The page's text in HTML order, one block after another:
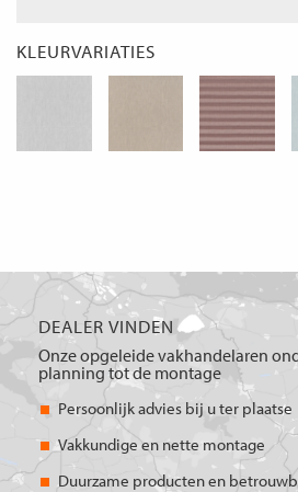
KLEURVARIATIES
DEALER VINDEN
Onze opgeleide vakhandelaren
planning tot de montage
Persoonlijk advies bij u ter plaatse
Vakkundige en nette montage
Duurzame producten en